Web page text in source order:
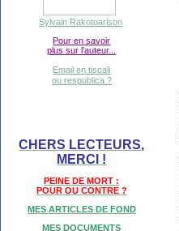
Sylvain Rakotoarison
Pour en savoir
plus sur l'auteur...
Email en tiscali
ou respublica ?
CHERS LECTEURS,
MERCI !
PEINE DE MORT :
POUR OU CONTRE ?
MES ARTICLES DE FOND
MES DOCUMENTS